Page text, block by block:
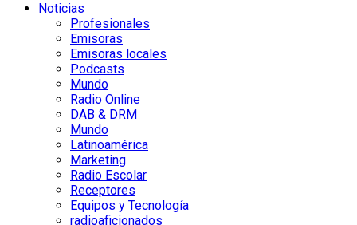
Noticias
Profesionales
Emisoras
Emisoras locales
Podcasts
Mundo
Radio Online
DAB & DRM
Mundo
Latinoamérica
Marketing
Radio Escolar
Receptores
Equipos y Tecnología
radioaficionados